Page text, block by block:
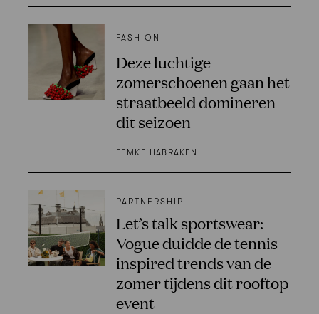
FASHION
Deze luchtige
zomerschoenen gaan het
straatbeeld domineren
dit seizoen
FEMKE HABRAKEN
PARTNERSHIP
Let’s talk sportswear:
Vogue duidde de tennis
inspired trends van de
zomer tijdens dit rooftop
event